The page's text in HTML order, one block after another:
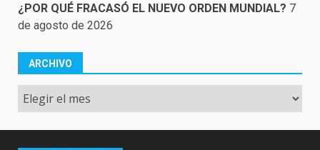
¿POR QUÉ FRACASÓ EL NUEVO ORDEN MUNDIAL? 7
de agosto de 2026
ARCHIVO
Archivo